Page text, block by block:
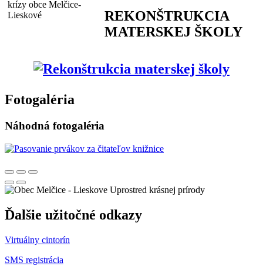
REKONŠTRUKCIA
MATERSKEJ ŠKOLY
Fotogaléria
Náhodná fotogaléria
Uprostred krásnej prírody
Ďalšie užitočné odkazy
Virtuálny cintorín
SMS registrácia